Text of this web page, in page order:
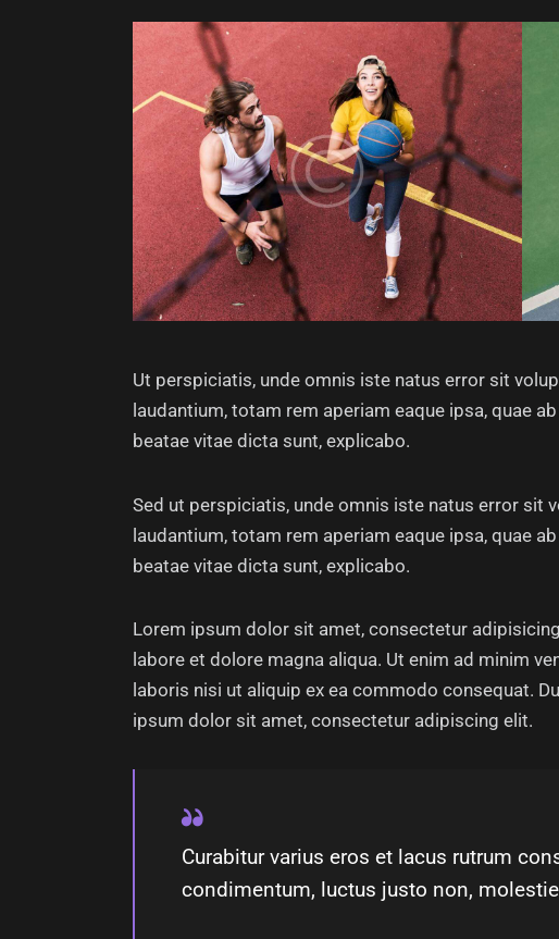
Ut perspiciatis, unde omnis iste natus error sit
laudantium, totam rem aperiam eaque ipsa, quae
beatae vitae dicta sunt, explicabo.
Sed ut perspiciatis, unde omnis iste natus error sit
laudantium, totam rem aperiam eaque ipsa, quae
beatae vitae dicta sunt, explicabo.
Lorem ipsum dolor sit amet, consectetur
labore et dolore magna aliqua. Ut enim ad minim
laboris nisi ut aliquip ex ea commodo consequat.
ipsum dolor sit amet, consectetur adipiscing elit.
Curabitur varius eros et lacus rutrum
condimentum, luctus justo non,